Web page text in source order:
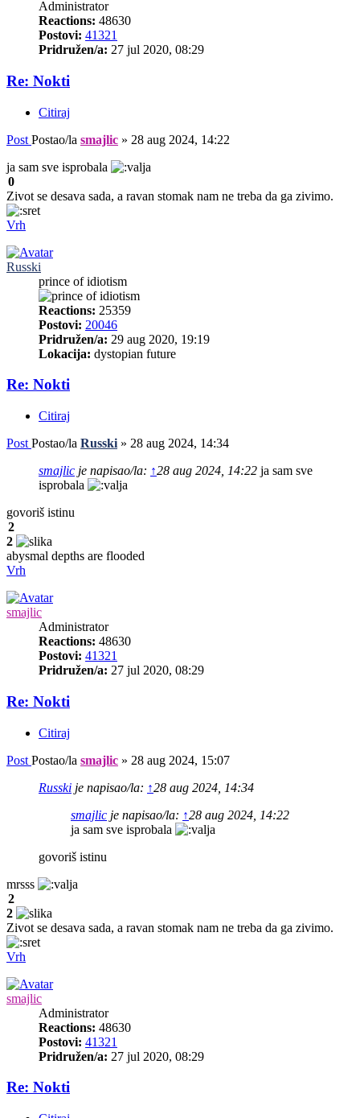
Administrator
Reactions: 48630
Postovi: 41321
Pridružen/a: 27 jul 2020, 08:29
Re: Nokti
Citiraj
Post Postao/la smajlic » 28 aug 2024, 14:22
ja sam sve isprobala
0
Zivot se desava sada, a ravan stomak nam ne treba da ga zivimo.
Vrh
Russki
prince of idiotism
Reactions: 25359
Postovi: 20046
Pridružen/a: 29 aug 2020, 19:19
Lokacija: dystopian future
Re: Nokti
Citiraj
Post Postao/la Russki » 28 aug 2024, 14:34
smajlic je napisao/la: ↑28 aug 2024, 14:22 ja sam sve
isprobala
govoriš istinu
2
2
abysmal depths are flooded
Vrh
smajlic
Administrator
Reactions: 48630
Postovi: 41321
Pridružen/a: 27 jul 2020, 08:29
Re: Nokti
Citiraj
Post Postao/la smajlic » 28 aug 2024, 15:07
Russki je napisao/la: ↑28 aug 2024, 14:34
smajlic je napisao/la: ↑28 aug 2024, 14:22
ja sam sve isprobala
govoriš istinu
mrsss
2
2
Zivot se desava sada, a ravan stomak nam ne treba da ga zivimo.
Vrh
smajlic
Administrator
Reactions: 48630
Postovi: 41321
Pridružen/a: 27 jul 2020, 08:29
Re: Nokti